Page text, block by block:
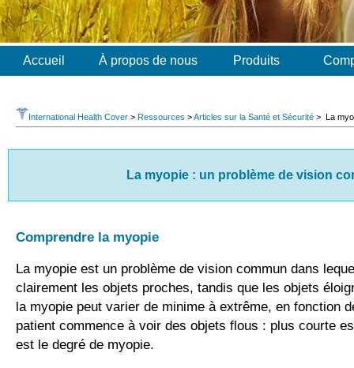
Accueil À propos de nous Produits
International Health Cover > Ressources >Articles sur la Santé et Sécurité > La
La myopie : un problème de vision
Comprendre la myopie
La myopie est un problème de vision commun dans
clairement les objets proches, tandis que les objets
la myopie peut varier de minime à extrême, en fonction
patient commence à voir des objets flous : plus courte
est le degré de myopie.